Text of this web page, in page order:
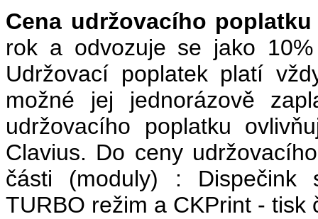
Cena udržovacího
rok a odvozuje se jako
Udržovací poplatek platí
možné jej jednorázově
udržovacího poplatku
Clavius. Do ceny
části (moduly) : Dispečink
TURBO režim a CKPrint - tisk